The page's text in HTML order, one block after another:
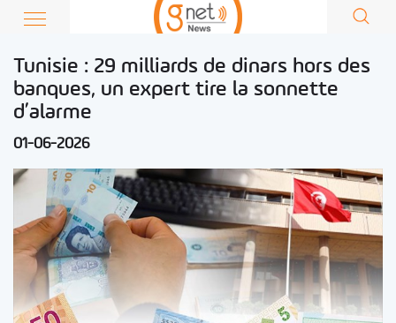
Tunisie : 29 milliards de dinars hors des
banques, un expert tire la sonnette
d’alarme
01-06-2026